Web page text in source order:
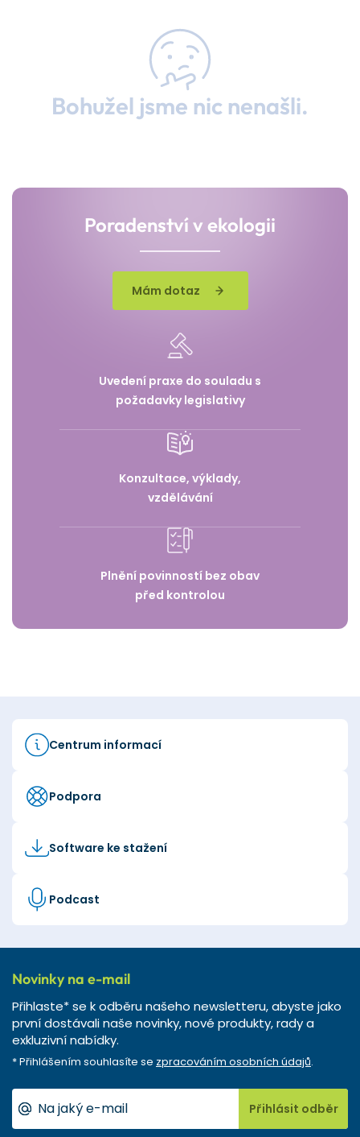
Bohužel jsme nic nenašli.
Poradenství v ekologii
Mám dotaz
Uvedení praxe do souladu s
požadavky legislativy
Konzultace, výklady,
vzdělávání
Plnění povinností bez obav
před kontrolou
Centrum informací
Podpora
Software ke stažení
Podcast
Novinky na e-mail
Přihlaste* se k odběru našeho newsletteru, abyste jako
první dostávali naše novinky, nové produkty, rady a
exkluzivní nabídky.
* Přihlášením souhlasíte se zpracováním osobních údajů.
Přihlásit odběr